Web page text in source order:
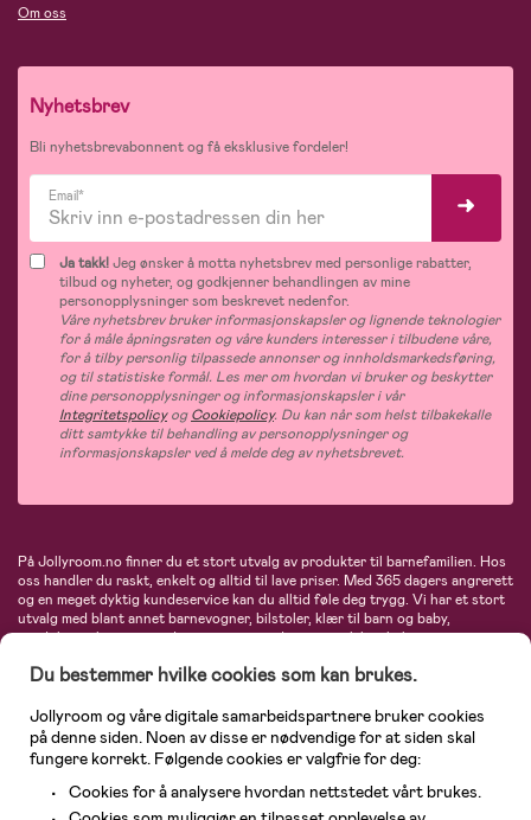
Om oss
Nyhetsbrev
Bli nyhetsbrevabonnent og få eksklusive fordeler!
Email*
Ja takk!Jeg ønsker å motta nyhetsbrev med personlige rabatter,
tilbud og nyheter, og godkjenner behandlingen av mine
personopplysninger som beskrevet nedenfor.
Våre nyhetsbrev bruker informasjonskapsler og lignende teknologier
for å måle åpningsraten og våre kunders interesser i tilbudene våre,
for å tilby personlig tilpassede annonser og innholdsmarkedsføring,
og til statistiske formål. Les mer om hvordan vi bruker og beskytter
dine personopplysninger og informasjonskapsler i vår
IntegritetspolicyogCookiepolicy. Du kan når som helst tilbakekalle
ditt samtykke til behandling av personopplysninger og
informasjonskapsler ved å melde deg av nyhetsbrevet.
På Jollyroom.no finner du et stort utvalg av produkter til barnefamilien. Hos
oss handler du raskt, enkelt og alltid til lave priser. Med 365 dagers angrerett
og en meget dyktig kundeservice kan du alltid føle deg trygg. Vi har et stort
utvalg med blant annet barnevogner, bilstoler, klær til barn og baby,
produkter til mor, mengder av inspirerende interiør, leker, babyustyr og mye
Maxi-Cosi, Baby Jogger, BabyBjörn, Didriksons, KidKraft, Ergobaby, Philips
største nettbutikk for barn og baby!
Du bestemmer hvilke cookies som kan brukes.
Jollyroom og våre digitale samarbeidspartnere bruker cookies
på denne siden. Noen av disse er nødvendige for at siden skal
fungere korrekt. Følgende cookies er valgfrie for deg:
Cookies for å analysere hvordan nettstedet vårt brukes.